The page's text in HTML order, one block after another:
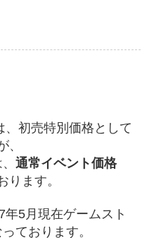
初売特別価格として
、通常イベント価格
ります。
5月現在ゲームスト
ております。